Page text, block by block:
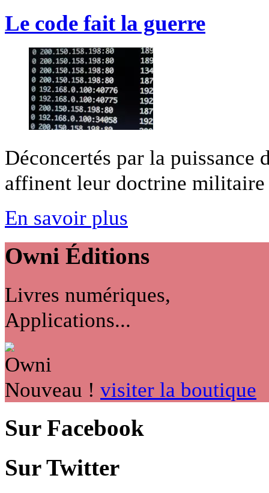
Le code fait la guerre
Déconcertés par la puissance
affinent leur doctrine
En savoir plus
Owni Éditions
Livres numériques,
Applications...
Nouveau ! visiter la boutique
Sur Facebook
Sur Twitter